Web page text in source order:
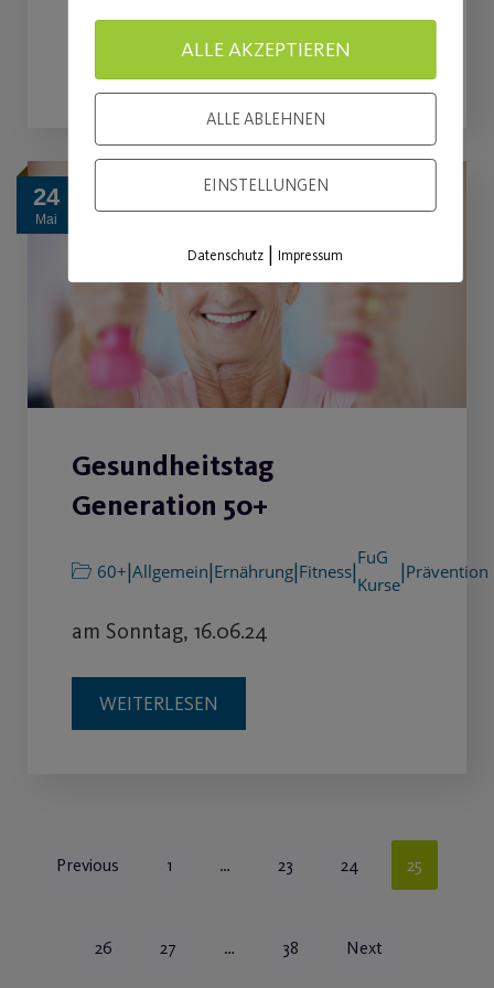
WEITERLESEN
24
Mai
Gesundheitstag
Generation 50+
60+|Allgemein|Ernährung|Fitness|
FuG
Kurse
|Prävention
am Sonntag, 16.06.24
WEITERLESEN
Previous 1 … 23 24 25
26 27 … 38 Next
ALLE AKZEPTIEREN
ALLE ABLEHNEN
EINSTELLUNGEN
Datenschutz |Impressum